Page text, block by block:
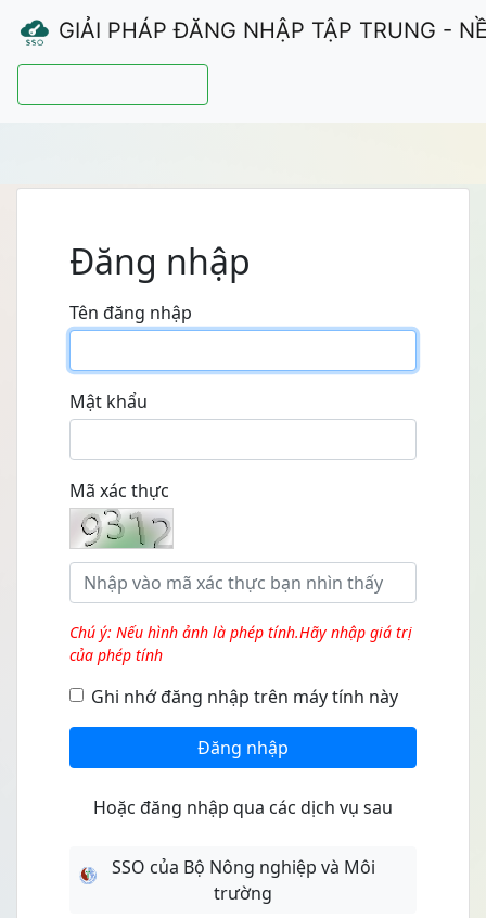
GIẢI PHÁP ĐĂNG NHẬP TẬP TRUNG -
Đăng nhập
Tên đăng nhập
Mật khẩu
Mã xác thực
Chú ý: Nếu hình ảnh là phép tính.Hãy nhập giá trị
của phép tính
Ghi nhớ đăng nhập trên máy tính này
Đăng nhập
Hoặc đăng nhập qua các dịch vụ sau
SSO của Bộ Nông nghiệp và Môi
trường